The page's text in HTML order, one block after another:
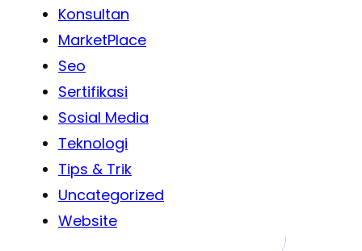
Konsultan
MarketPlace
Seo
Sertifikasi
Sosial Media
Teknologi
Tips & Trik
Uncategorized
Website